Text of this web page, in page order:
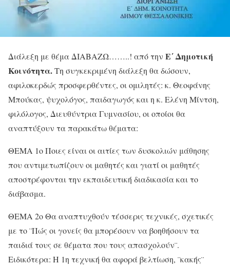
Διάλεξη με θέμα ΔΙΑΒΑΖΩ……..! από την Ε΄ Δημοτική
Κοινότητα.Τη συγκεκριμένη διάλεξη θα δώσουν,
αφιλοκερδώς προσφερθέντες, οι ομιλητές: κ. Θεοφάνης
Μπούκας, ψυχολόγος, παιδαγωγός και η κ. Ελένη Μίντση,
φιλόλογος, Διευθύντρια Γυμνασίου, οι οποίοι θα
αναπτύξουν τα παρακάτω θέματα:
ΘΕΜΑ 1ο Ποιες είναι οι αιτίες των δυσκολιών μάθησης
που αντιμετωπίζουν οι μαθητές και γιατί οι μαθητές
αποστρέφονται την εκπαιδευτική διαδικασία και το
διάβασμα.
ΘΕΜΑ 2ο Θα αναπτυχθούν τέσσερις τεχνικές, σχετικές
με το ¨Πώς οι γονείς θα μπορέσουν να βοηθήσουν τα
παιδιά τους σε θέματα που τους απασχολούν¨.
Ειδικότερα: Η 1η τεχνική θα αφορά βελτίωση, ¨κακής¨